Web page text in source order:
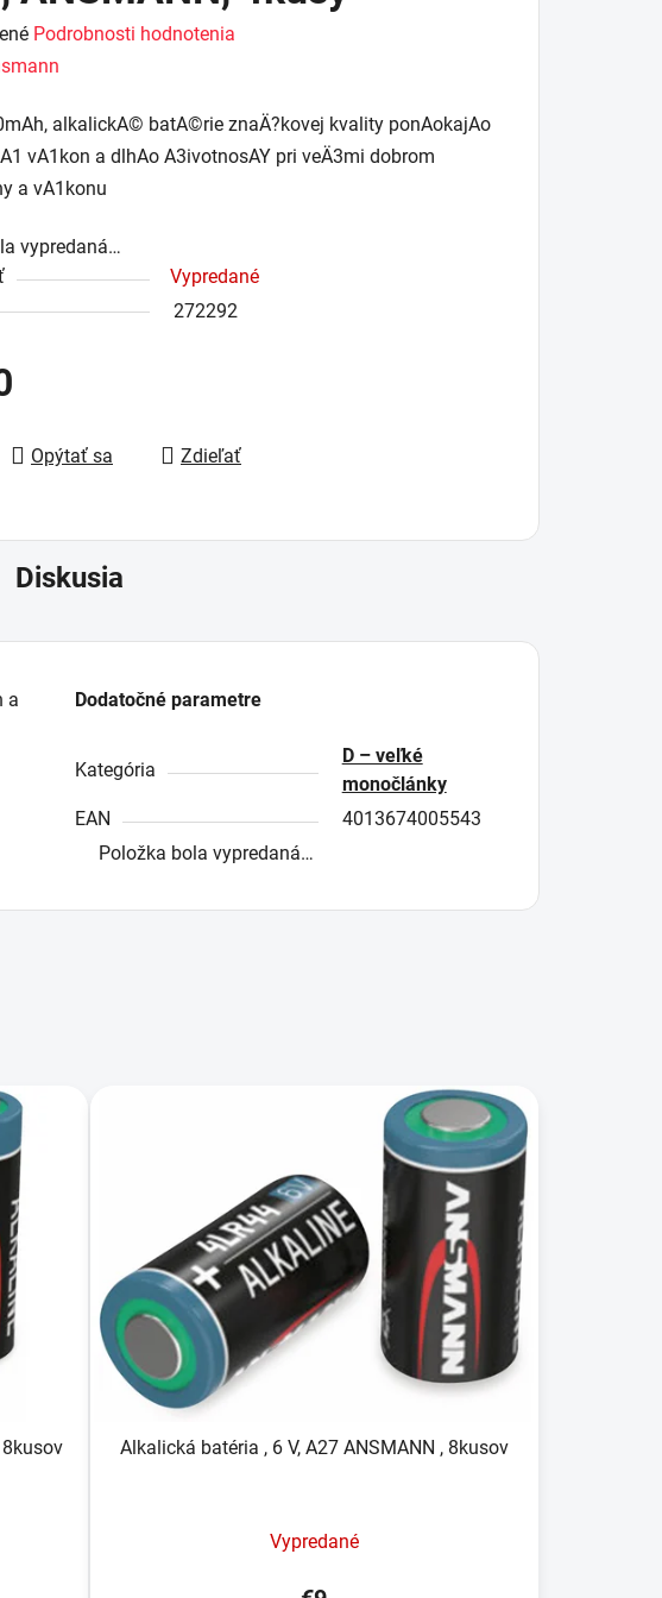
Podrobnosti hodnotenia
alkalickA© batA©rie znaÄ?kovej kvality ponAokajAo
vA1kon a dlhAo A3ivotnosAY pri veÄ3mi dobrom
a vA1konu
vypredaná…
Vypredané
272292
Opýtať sa Zdieľať
Diskusia
a
Dodatočné parametre
Kategória
D – veľké
monočlánky
EAN
4013674005543
Položka bola vypredaná…
8kusov Alkalická batéria , 6 V, A27 ANSMANN , 8kusov
Vypredané